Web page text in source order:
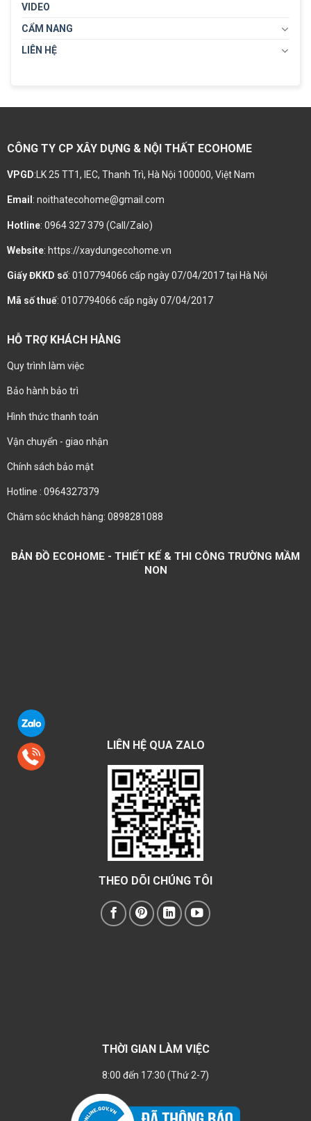
VIDEO
CẨM NANG
LIÊN HỆ
CÔNG TY CP XÂY DỰNG & NỘI THẤT ECOHOME
VPGD:LK 25 TT1, IEC, Thanh Trì, Hà Nội 100000, Việt Nam
Email : noithatecohome@gmail.com
Hotline: 0964 327 379 (Call/Zalo)
Website: https://xaydungecohome.vn
Giấy ĐKKD số: 0107794066 cấp ngày 07/04/2017 tại Hà Nội
Mã số thuế: 0107794066 cấp ngày 07/04/2017
HỖ TRỢ KHÁCH HÀNG
Quy trình làm việc
Bảo hành bảo trì
Hình thức thanh toán
Vận chuyển - giao nhận
Chính sách bảo mật
Hotline : 0964327379
Chăm sóc khách hàng: 0898281088
BẢN ĐỒ ECOHOME - THIẾT KẾ & THI CÔNG TRƯỜNG MẦM
NON
LIÊN HỆ QUA ZALO
THEO DÕI CHÚNG TÔI
THỜI GIAN LÀM VIỆC
8:00 đến 17:30 (Thứ 2-7)